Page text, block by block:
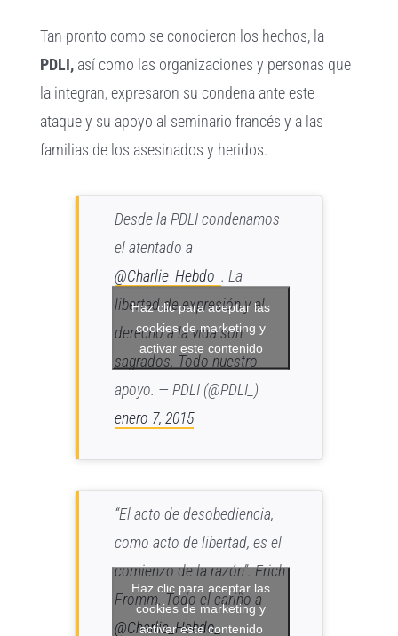
Tan pronto como se conocieron los hechos, la
PDLI, así como las organizaciones y personas que
la integran, expresaron su condena ante este
ataque y su apoyo al seminario francés y a las
familias de los asesinados y heridos.
Desde la PDLI condenamos
el atentado a
@Charlie_Hebdo_ . La
libertad de expresión y el
derecho a la vida son
sagrados. Todo nuestro
apoyo. — PDLI (@PDLI_)
enero 7, 2015
Haz clic para aceptar las
cookies de marketing y
activar este contenido
“El acto de desobediencia,
como acto de libertad, es el
comienzo de la razón”. Erich
Fromm. Todo el cariño a
@Charlie_Hebdo_
Haz clic para aceptar las
cookies de marketing y
activar este contenido